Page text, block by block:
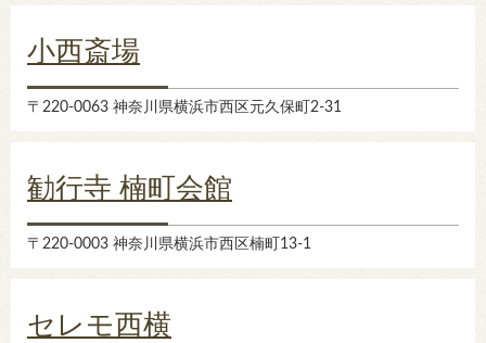
小西斎場
〒220-0063 神奈川県横浜市西区元久保町2-31
勧行寺 楠町会館
〒220-0003 神奈川県横浜市西区楠町13-1
セレモ西横